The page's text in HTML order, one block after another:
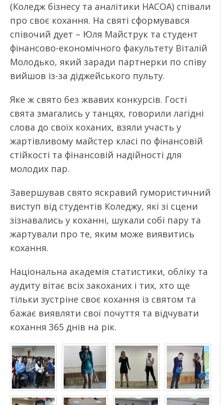
(Коледж бізнесу та аналітики НАСОА) співали
про своє кохання. На святі сформувався
співочий дует – Юля Майструк та студент
фінансово-економічного факультету Віталій
Молодько, який заради партнерки по співу
вийшов із-за діджейського пульту.
Яке ж свято без жвавих конкурсів. Гості
свята змагались у танцях, говорили лагідні
слова до своїх коханих, взяли участь у
жартівливому майстер класі по фінансовій
стійкості та фінансовій надійності для
молодих пар.
Завершував свято яскравий гумористичний
виступ від студентів Коледжу, які зі сцени
зізнавались у коханні, шукали собі пару та
жартували про те, яким може виявитись
кохання.
Національна академія статистики, обліку та
аудиту вітає всіх закоханих і тих, хто ще
тільки зустріне своє кохання із святом та
бажає виявляти свої почуття та відчувати
кохання 365 днів на рік.